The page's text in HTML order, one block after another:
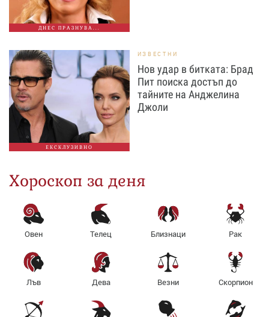
ДНЕС ПРАЗНУВА...
ЕКСКЛУЗИВНО
ИЗВЕСТНИ
Нов удар в битката: Брад
Пит поиска достъп до
тайните на Анджелина
Джоли
Хороскоп за деня
Овен Телец Близнаци Рак
Лъв Дева Везни Скорпион